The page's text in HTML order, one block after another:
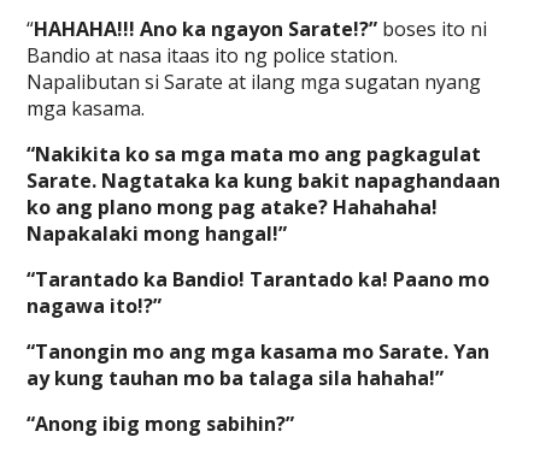
“HAHAHA!!! Ano ka ngayon Sarate!?” boses ito ni
Bandio at nasa itaas ito ng police station.
Napalibutan si Sarate at ilang mga sugatan nyang
mga kasama.
“Nakikita ko sa mga mata mo ang pagkagulat
Sarate. Nagtataka ka kung bakit napaghandaan
ko ang plano mong pag atake? Hahahaha!
Napakalaki mong hangal!”
“Tarantado ka Bandio! Tarantado ka! Paano mo
nagawa ito!?”
“Tanongin mo ang mga kasama mo Sarate. Yan
ay kung tauhan mo ba talaga sila hahaha!”
“Anong ibig mong sabihin?”